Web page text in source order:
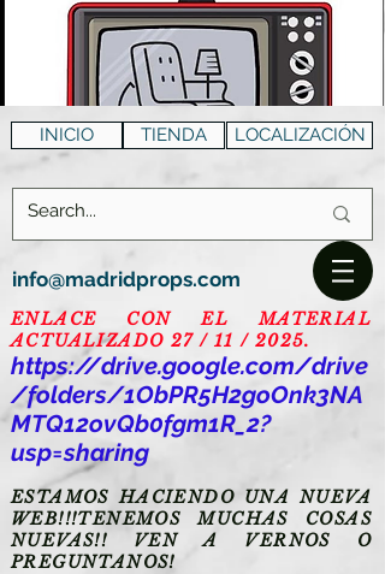
INICIO TIENDA LOCALIZACIÓN
info@madridprops.com
ENLACE CON EL MATERIAL
ACTUALIZADO 27 / 11 / 2025.
https://drive.google.com/drive
/folders/1ObPR5H2goOnk3NA
MTQ12ovQb0fgm1R_2?
usp=sharing
ESTAMOS HACIENDO UNA NUEVA
WEB!!!TENEMOS MUCHAS COSAS
NUEVAS!! VEN A VERNOS O
PREGUNTANOS!